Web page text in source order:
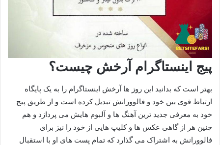
پیج اینستاگرام آرخش چیست؟
بهتر است که بدانید این روز ها آرخش اینستاگرام را به یک پایگاه
ارتباط قوی بین خود و فالوورانش تبدیل کرده است و از طریق پیج
خود به معرفی جدید ترین آهنگ ها و آلبوم هایش می‌ پردازد و هم
چنین هر از گاهی عکس ها و کلیپ هایی از خود را نیز برای
فالوورانش به اشتراک می گذارد که تمام پست های او با استقبال